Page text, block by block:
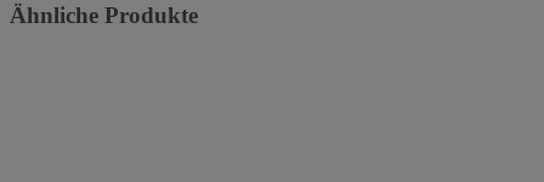
Ähnliche Produkte